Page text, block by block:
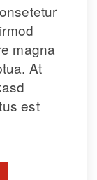
magna
At
est